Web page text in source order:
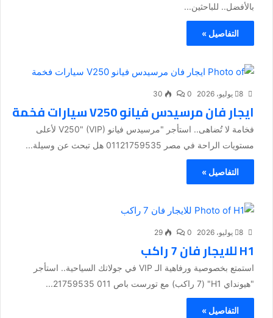
بالأفضل.. للباحثين...
التفاصيل »
8 يوليو، 2026 0
30
ايجار فان مرسيدس فيانو V250 سيارات فخمة
فخامة لا تُضاهى.. استأجر "مرسيدس فيانو V250" (VIP) لأعلى
مستويات الراحة في مصر 01121759535 هل تبحث عن وسيلة...
التفاصيل »
8 يوليو، 2026 0
29
H1 للايجار فان 7 راكب
استمتع بخصوصية ورفاهية الـ VIP في جولاتك السياحية.. استأجر
"هيونداي H1" (7 راكب) مع تورست باص 011 21759535...
التفاصيل »